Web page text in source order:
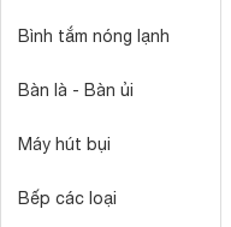
Bình tắm nóng lạnh
Bàn là - Bàn ủi
Máy hút bụi
Bếp các loại